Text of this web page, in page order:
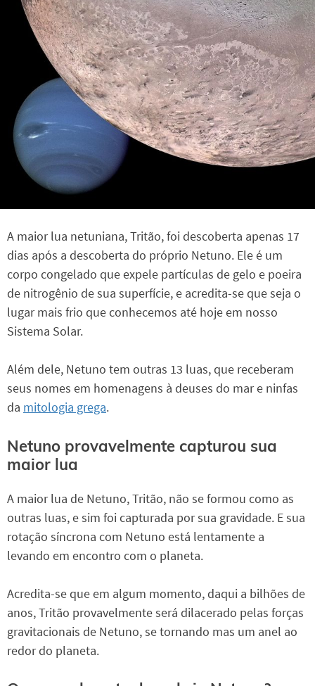
A maior lua netuniana, Tritão, foi descoberta apenas 17
dias após a descoberta do próprio Netuno. Ele é um
corpo congelado que expele partículas de gelo e poeira
de nitrogênio de sua superfície, e acredita-se que seja o
lugar mais frio que conhecemos até hoje em nosso
Sistema Solar.
Além dele, Netuno tem outras 13 luas, que receberam
seus nomes em homenagens à deuses do mar e ninfas
da mitologia grega.
Netuno provavelmente capturou sua
maior lua
A maior lua de Netuno, Tritão, não se formou como as
outras luas, e sim foi capturada por sua gravidade. E sua
rotação síncrona com Netuno está lentamente a
levando em encontro com o planeta.
Acredita-se que em algum momento, daqui a bilhões de
anos, Tritão provavelmente será dilacerado pelas forças
gravitacionais de Netuno, se tornando mas um anel ao
redor do planeta.